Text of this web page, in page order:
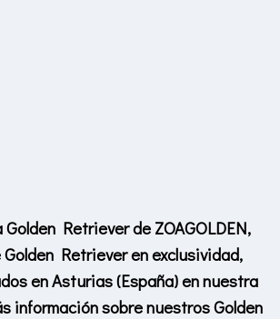
Retriever de ZOAGOLDEN,
Retriever en exclusividad,
en Asturias (España) en nuestra
información sobre nuestros Golden